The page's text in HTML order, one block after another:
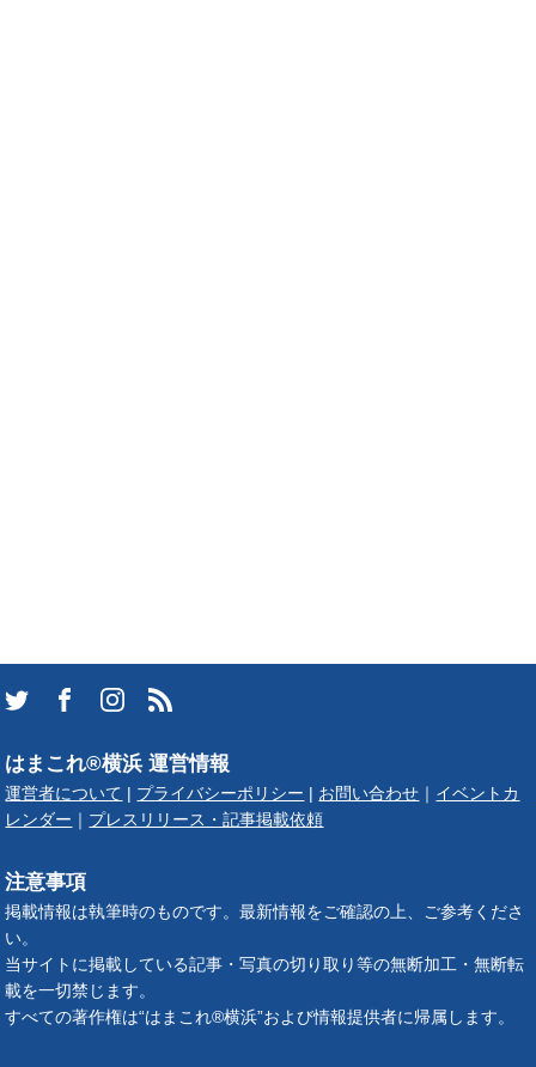
はまこれ®横浜 運営情報
運営者について プライバシーポリシー お問い合わせ
イベントカ
レンダー
プレスリリース・記事掲載依頼
注意事項
掲載情報は執筆時のものです。最新情報をご確認の上、ご参考くださ
い。
当サイトに掲載している記事・写真の切り取り等の無断加工・無断転
載を一切禁じます。
すべての著作権は“はまこれ®横浜”および情報提供者に帰属します。